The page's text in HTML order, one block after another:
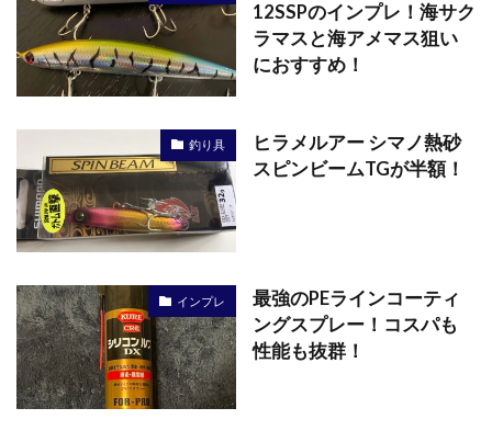
12SSPのインプレ！海サク
ラマスと海アメマス狙い
におすすめ！
釣り具
ヒラメルアー シマノ熱砂
スピンビームTGが半額！
インプレ
最強のPEラインコーティ
ングスプレー！コスパも
性能も抜群！